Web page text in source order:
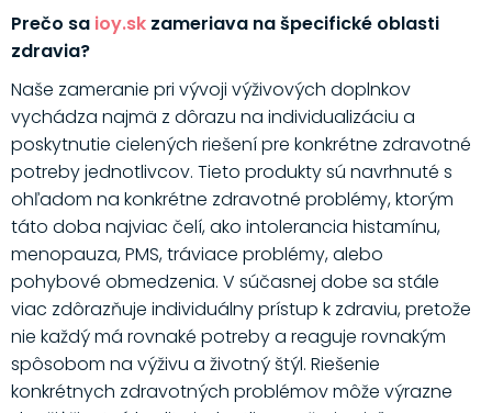
Prečo sa ioy.skzameriava na špecifické oblasti
zdravia?
Naše zameranie pri vývoji výživových doplnkov
vychádza najmä z dôrazu na individualizáciu a
poskytnutie cielených riešení pre konkrétne zdravotné
potreby jednotlivcov. Tieto produkty sú navrhnuté s
ohľadom na konkrétne zdravotné problémy, ktorým
táto doba najviac čelí, ako intolerancia histamínu,
menopauza, PMS, tráviace problémy, alebo
pohybové obmedzenia. V súčasnej dobe sa stále
viac zdôrazňuje individuálny prístup k zdraviu, pretože
nie každý má rovnaké potreby a reaguje rovnakým
spôsobom na výživu a životný štýl. Riešenie
konkrétnych zdravotných problémov môže výrazne